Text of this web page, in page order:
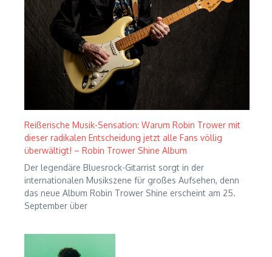
Reißerische Musik-Sensation: Warum Robin Trower mit
dieser radikalen Entscheidung jetzt alle Fans völlig
überwältigt! – Robin Trower Shine Album
Der legendäre Bluesrock-Gitarrist sorgt in der
internationalen Musikszene für großes Aufsehen, denn
das neue Album Robin Trower Shine erscheint am 25.
September über